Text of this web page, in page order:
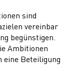
sind
vereinbar
begünstigen.
Ambitionen
eine Beteiligung